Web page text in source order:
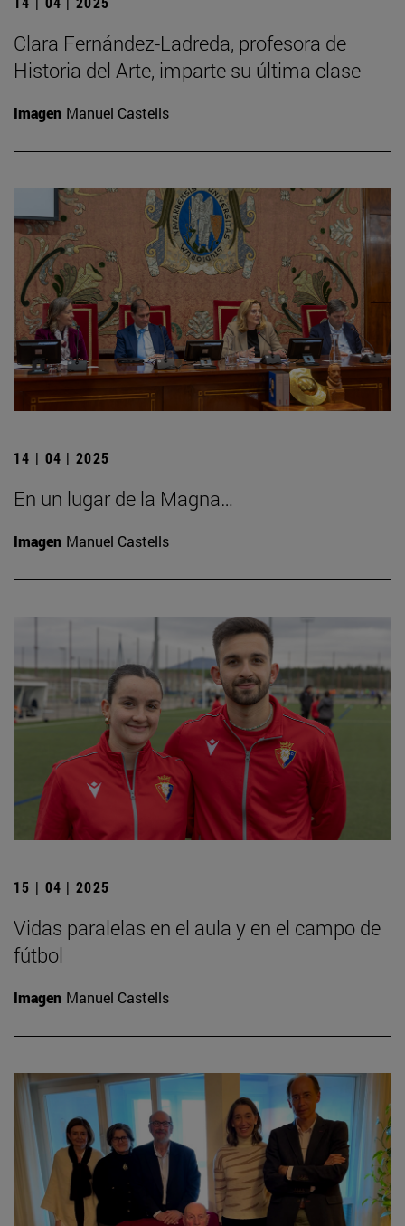
Clara Fernández-Ladreda, profesora de
Historia del Arte, imparte su última clase
Imagen Manuel Castells
14 | 04 | 2025
En un lugar de la Magna…
Imagen Manuel Castells
15 | 04 | 2025
Vidas paralelas en el aula y en el campo de
fútbol
Imagen Manuel Castells